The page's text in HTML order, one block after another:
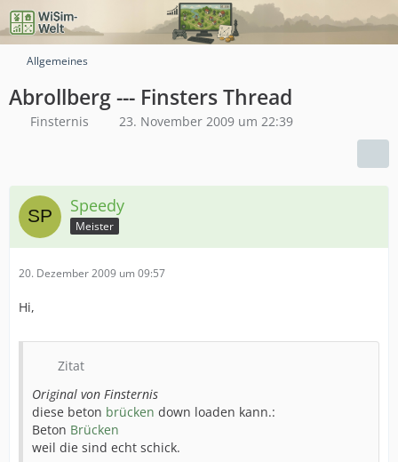
Allgemeines
Abrollberg --- Finsters Thread
Finsternis 23. November 2009 um 22:39
Speedy
Meister
20. Dezember 2009 um 09:57
Hi,
Zitat
Original von Finsternis
diese beton brücken down loaden kann.:
Beton Brücken
weil die sind echt schick.